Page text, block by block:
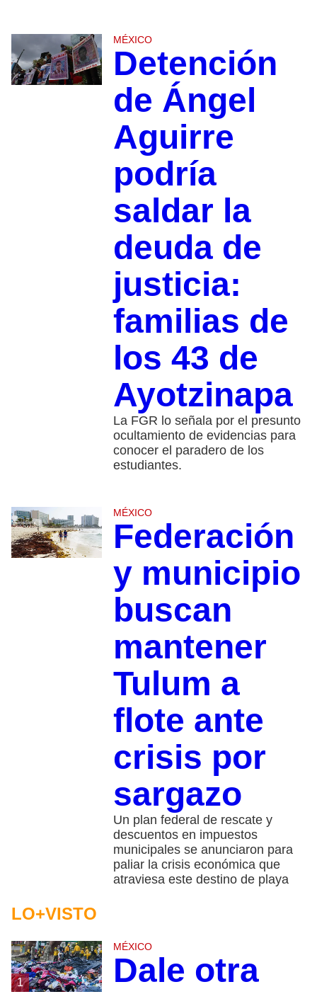
MÉXICO
Detención
de Ángel
Aguirre
podría
saldar la
deuda de
justicia:
familias de
los 43 de
Ayotzinapa
La FGR lo señala por el presunto
ocultamiento de evidencias para
conocer el paradero de los
estudiantes.
MÉXICO
Federación
y municipio
buscan
mantener
Tulum a
flote ante
crisis por
sargazo
Un plan federal de rescate y
descuentos en impuestos
municipales se anunciaron para
paliar la crisis económica que
atraviesa este destino de playa
LO+VISTO
1
MÉXICO
Dale otra